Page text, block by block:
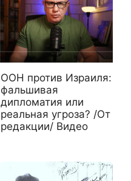
ООН против Израиля:
фальшивая
дипломатия или
реальная угроза? /От
редакции/ Видео